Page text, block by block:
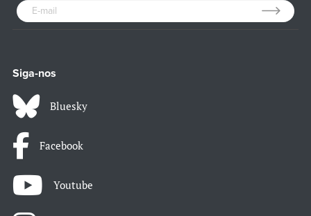
Siga-nos
Bluesky
Facebook
Youtube